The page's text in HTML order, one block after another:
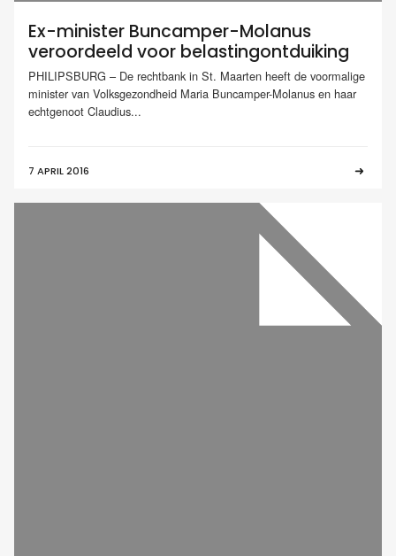
Ex-minister Buncamper-Molanus
veroordeeld voor belastingontduiking
PHILIPSBURG – De rechtbank in St. Maarten heeft de voormalige
minister van Volksgezondheid Maria Buncamper-Molanus en haar
echtgenoot Claudius...
7 APRIL 2016